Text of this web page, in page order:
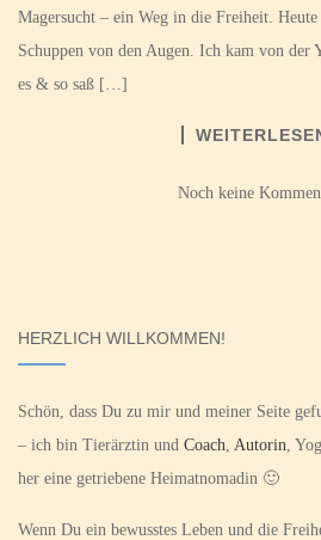
Magersucht – ein Weg in die Freiheit.
Schuppen von den Augen. Ich kam von der
es & so saß […]
Noch keine
HERZLICH WILLKOMMEN!
Schön, dass Du zu mir und meiner Seite
– ich bin Tierärztin und Coach Autorin ,
her eine getriebene Heimatnomadin 🙂
Wenn Du ein bewusstes Leben und die